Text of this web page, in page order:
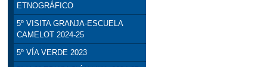
ETNOGRÁFICO
5º VISITA GRANJA-ESCUELA
CAMELOT 2024-25
5º VÍA VERDE 2023